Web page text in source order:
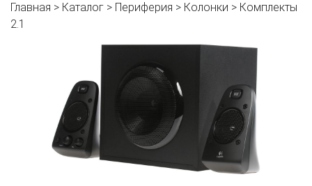
Главная > Каталог > Периферия > Колонки > Комплекты
2.1